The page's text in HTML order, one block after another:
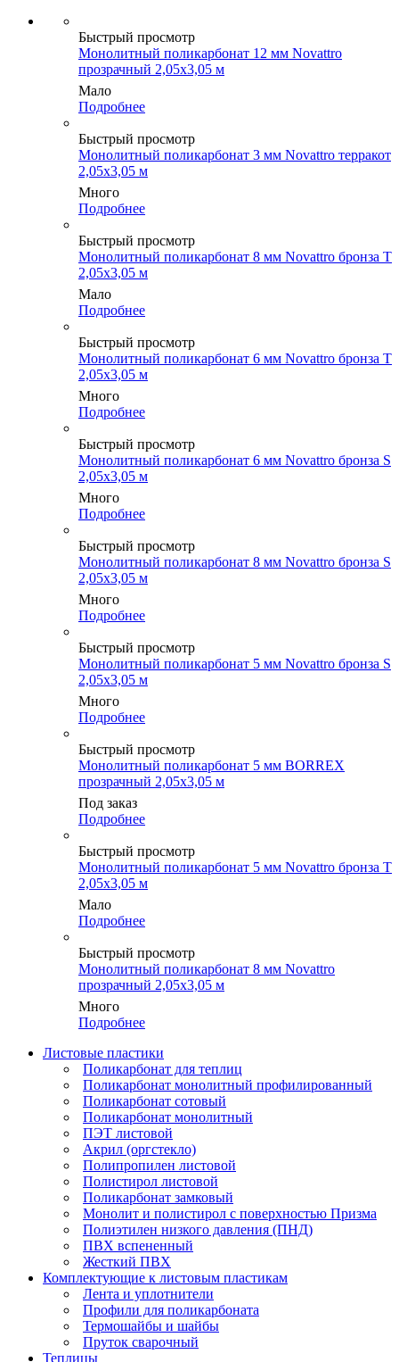
Быстрый просмотр
Монолитный поликарбонат 12 мм Novattro
прозрачный 2,05х3,05 м
Мало
Подробнее
Быстрый просмотр
Монолитный поликарбонат 3 мм Novattro терракот
2,05х3,05 м
Много
Подробнее
Быстрый просмотр
Монолитный поликарбонат 8 мм Novattro бронза Т
2,05х3,05 м
Мало
Подробнее
Быстрый просмотр
Монолитный поликарбонат 6 мм Novattro бронза Т
2,05х3,05 м
Много
Подробнее
Быстрый просмотр
Монолитный поликарбонат 6 мм Novattro бронза S
2,05х3,05 м
Много
Подробнее
Быстрый просмотр
Монолитный поликарбонат 8 мм Novattro бронза S
2,05х3,05 м
Много
Подробнее
Быстрый просмотр
Монолитный поликарбонат 5 мм Novattro бронза S
2,05х3,05 м
Много
Подробнее
Быстрый просмотр
Монолитный поликарбонат 5 мм BORREX
прозрачный 2,05х3,05 м
Под заказ
Подробнее
Быстрый просмотр
Монолитный поликарбонат 5 мм Novattro бронза Т
2,05х3,05 м
Мало
Подробнее
Быстрый просмотр
Монолитный поликарбонат 8 мм Novattro
прозрачный 2,05х3,05 м
Много
Подробнее
Листовые пластики
Поликарбонат для теплиц
Поликарбонат монолитный профилированный
Поликарбонат сотовый
Поликарбонат монолитный
ПЭТ листовой
Акрил (оргстекло)
Полипропилен листовой
Полистирол листовой
Поликарбонат замковый
Монолит и полистирол с поверхностью Призма
Полиэтилен низкого давления (ПНД)
ПВХ вспененный
Жесткий ПВХ
Комплектующие к листовым пластикам
Лента и уплотнители
Профили для поликарбоната
Термошайбы и шайбы
Пруток сварочный
Теплицы